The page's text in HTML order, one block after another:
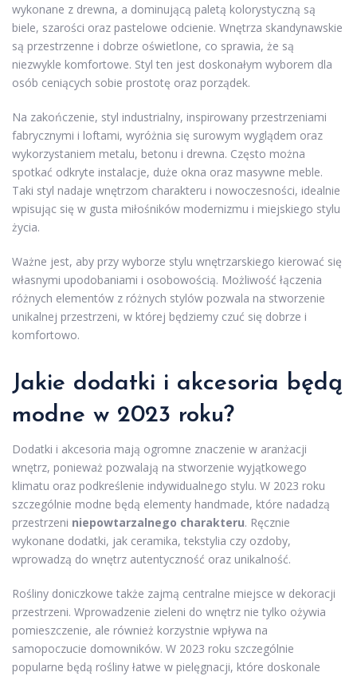
wykonane z drewna, a dominującą paletą kolorystyczną są
biele, szarości oraz pastelowe odcienie. Wnętrza skandynawskie
są przestrzenne i dobrze oświetlone, co sprawia, że są
niezwykle komfortowe. Styl ten jest doskonałym wyborem dla
osób ceniących sobie prostotę oraz porządek.
Na zakończenie, styl industrialny, inspirowany przestrzeniami
fabrycznymi i loftami, wyróżnia się surowym wyglądem oraz
wykorzystaniem metalu, betonu i drewna. Często można
spotkać odkryte instalacje, duże okna oraz masywne meble.
Taki styl nadaje wnętrzom charakteru i nowoczesności, idealnie
wpisując się w gusta miłośników modernizmu i miejskiego stylu
życia.
Ważne jest, aby przy wyborze stylu wnętrzarskiego kierować się
własnymi upodobaniami i osobowością. Możliwość łączenia
różnych elementów z różnych stylów pozwala na stworzenie
unikalnej przestrzeni, w której będziemy czuć się dobrze i
komfortowo.
Jakie dodatki i akcesoria będą
modne w 2023 roku?
Dodatki i akcesoria mają ogromne znaczenie w aranżacji
wnętrz, ponieważ pozwalają na stworzenie wyjątkowego
klimatu oraz podkreślenie indywidualnego stylu. W 2023 roku
szczególnie modne będą elementy handmade, które nadadzą
przestrzeni niepowtarzalnego charakteru. Ręcznie
wykonane dodatki, jak ceramika, tekstylia czy ozdoby,
wprowadzą do wnętrz autentyczność oraz unikalność.
Rośliny doniczkowe także zajmą centralne miejsce w dekoracji
przestrzeni. Wprowadzenie zieleni do wnętrz nie tylko ożywia
pomieszczenie, ale również korzystnie wpływa na
samopoczucie domowników. W 2023 roku szczególnie
popularne będą rośliny łatwe w pielęgnacji, które doskonale